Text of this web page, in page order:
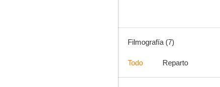
Filmografía (7)
Todo Reparto